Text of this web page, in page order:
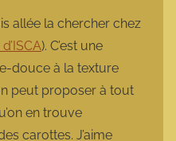
allée la chercher chez
). C’est une
douce à la texture
peut proposer à tout
en trouve
carottes. J’aime